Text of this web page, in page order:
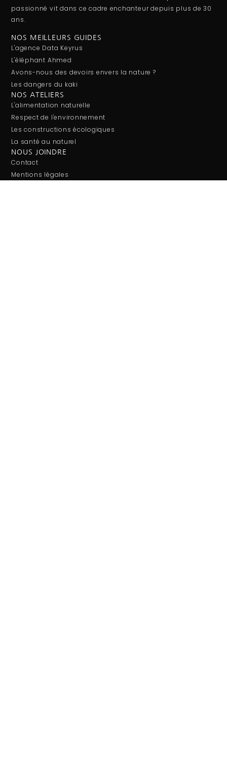
passionné vit dans ce cadre enchanteur depuis plus de 30
ans.
NOS MEILLEURS GUIDES
L'agence Data Keyrus
L'éléphant Ahmed
Avons-nous des devoirs envers la nature ?
Les dangers du kaki
NOS ATELIERS
L'alimentation naturelle
Respect de l'environnement
Les constructions écologiques
La santé au naturel
NOUS JOINDRE
Contact
Mentions légales